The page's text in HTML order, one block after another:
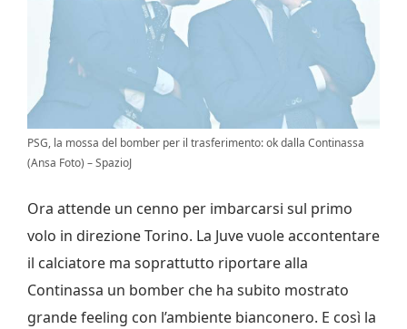
PSG, la mossa del bomber per il trasferimento: ok dalla Continassa
(Ansa Foto) – SpazioJ
Ora attende un cenno per imbarcarsi sul primo
volo in direzione Torino. La Juve vuole accontentare
il calciatore ma soprattutto riportare alla
Continassa un bomber che ha subito mostrato
grande feeling con l’ambiente bianconero. E così la